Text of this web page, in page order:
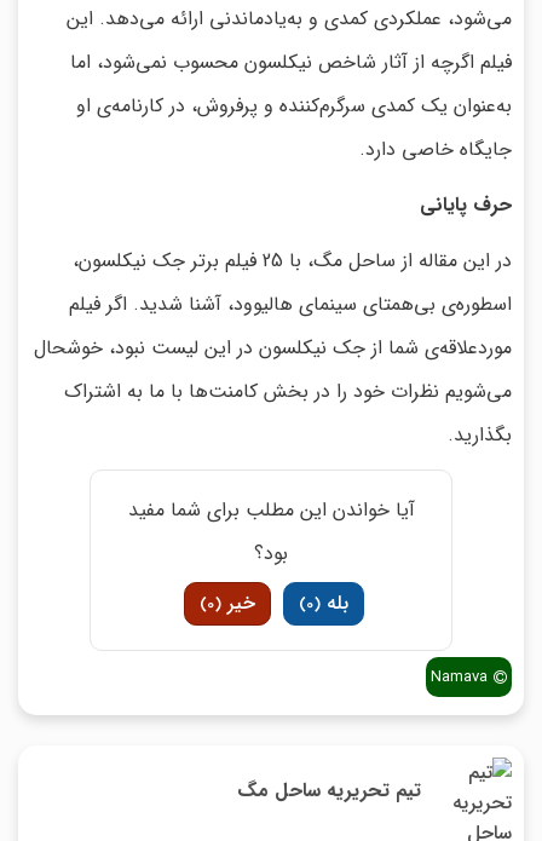
می‌شود، عملکردی کمدی و به‌یادماندنی ارائه می‌دهد. این
فیلم اگرچه از آثار شاخص نیکلسون محسوب نمی‌شود، اما
به‌عنوان یک کمدی سرگرم‌کننده و پرفروش، در کارنامه‌ی او
جایگاه خاصی دارد.
حرف پایانی
در این مقاله از ساحل مگ، با 25 فیلم برتر جک نیکلسون،
اسطوره‌ی بی‌همتای سینمای هالیوود، آشنا شدید. اگر فیلم
موردعلاقه‌ی شما از جک نیکلسون در این لیست نبود، خوشحال
می‌شویم نظرات خود را در بخش کامنت‌ها با ما به اشتراک
بگذارید.
آیا خواندن این مطلب برای شما مفید
بود؟
بله (
0
) خیر (
0
)
Namava
تیم تحریریه ساحل مگ